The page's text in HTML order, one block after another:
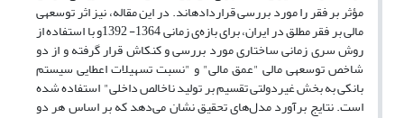
مؤثر بر فقر را مورد بررسی قراردادهاند. در این مقاله، نیز اثر توسعه­ی
مالی بر فقر مطلق در ایران، برای بازه‌ی زمانی 1364- 1392و با استفاده از
روش سری زمانی ساختاری مورد بررسی و کنکاش قرار گرفته و از دو
شاخص توسعه­ی مالی "عمق مالی" و "نسبت تسهیلات اعطایی سیستم
بانکی به بخش غیردولتی تقسیم بر تولید ناخالص داخلی" استفاده شده
است. نتایج برآورد مدل‌های تحقیق نشان می‌دهد که بر اساس هر دو